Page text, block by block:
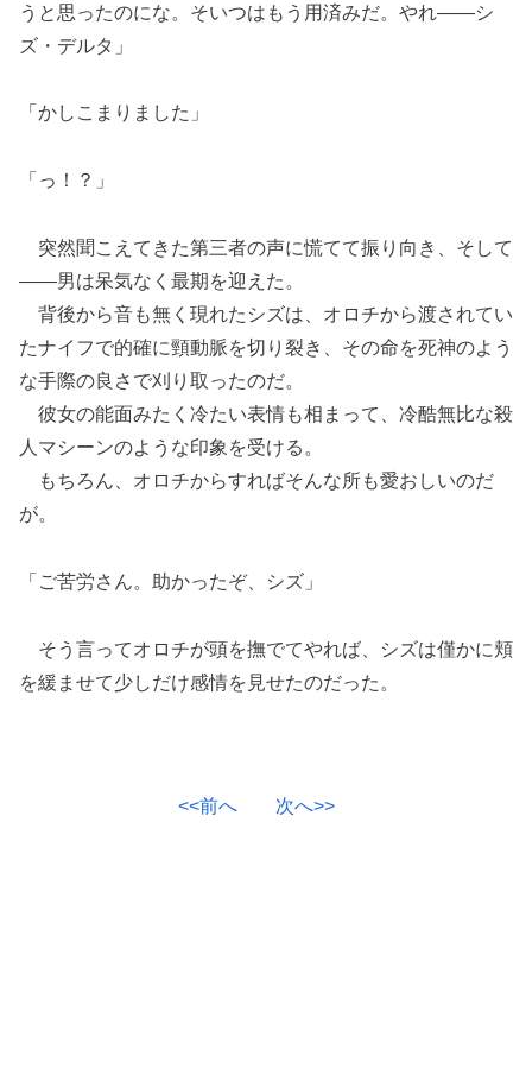
うと思ったのにな。そいつはもう用済みだ。やれ――シ
ズ・デルタ」
「かしこまりました」
「っ！？」
突然聞こえてきた第三者の声に慌てて振り向き、そして
――男は呆気なく最期を迎えた。
背後から音も無く現れたシズは、オロチから渡されてい
たナイフで的確に頸動脈を切り裂き、その命を死神のよう
な手際の良さで刈り取ったのだ。
彼女の能面みたく冷たい表情も相まって、冷酷無比な殺
人マシーンのような印象を受ける。
もちろん、オロチからすればそんな所も愛おしいのだ
が。
「ご苦労さん。助かったぞ、シズ」
そう言ってオロチが頭を撫でてやれば、シズは僅かに頬
を緩ませて少しだけ感情を見せたのだった。
<<前へ 次へ>>